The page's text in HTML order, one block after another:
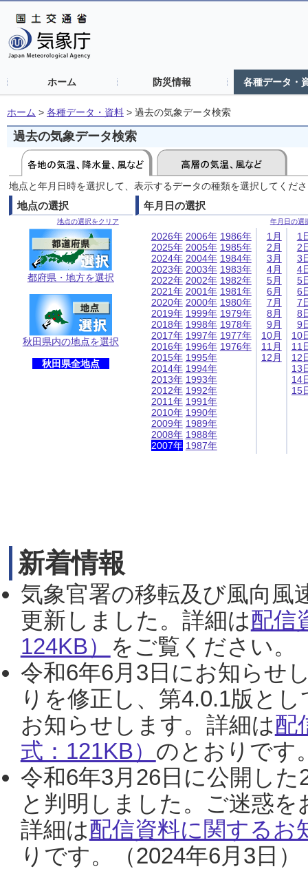
ホーム 防災情報 各種データ・
ホーム > 各種データ・資料 > 過去の気象データ検索
過去の気象データ検索
地点と年月日時を選択して、表示するデータの種類を選択してくだ
地点の選択
地点の選択をクリア
都府県・地方を選択
秋田県内の地点を選択
秋田県全地点
年月日の選択
年月日の選
2026年
2025年
2024年
2023年
2022年
2021年
2020年
2019年
2018年
2017年
2016年
2015年
2014年
2013年
2012年
2011年
2010年
2009年
2008年
2007年
2006年
2005年
2004年
2003年
2002年
2001年
2000年
1999年
1998年
1997年
1996年
1995年
1994年
1993年
1992年
1991年
1990年
1989年
1988年
1987年
1986年
1985年
1984年
1983年
1982年
1981年
1980年
1979年
1978年
1977年
1976年
1月
2月
3月
4月
5月
6月
7月
8月
9月
10月
11月
12月
1
2
3
4
5
6
7
8
9
10
11
12
13
14
15
新着情報
気象官署の移転及び風向風
更新しました。詳細は配信
124KB） をご覧ください。
令和6年6月3日にお知らせ
りを修正し、第4.0.1版と
お知らせします。詳細は配
式：121KB） のとおりです
令和6年3月26日に公開し
と判明しました。ご迷惑
詳細は配信資料に関するお
りです。（2024年6月3日）